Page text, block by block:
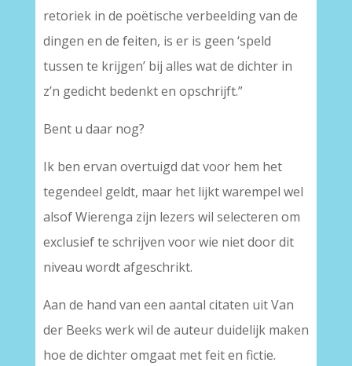
retoriek in de poëtische verbeelding van de
dingen en de feiten, is er is geen ‘speld
tussen te krijgen’ bij alles wat de dichter in
z’n gedicht bedenkt en opschrijft.”
Bent u daar nog?
Ik ben ervan overtuigd dat voor hem het
tegendeel geldt, maar het lijkt warempel wel
alsof Wierenga zijn lezers wil selecteren om
exclusief te schrijven voor wie niet door dit
niveau wordt afgeschrikt.
Aan de hand van een aantal citaten uit Van
der Beeks werk wil de auteur duidelijk maken
hoe de dichter omgaat met feit en fictie.